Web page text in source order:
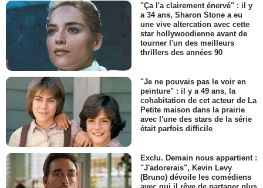
"Ça l'a clairement énervé" : il y
a 34 ans, Sharon Stone a eu
une vive altercation avec cette
star hollywoodienne avant de
tourner l'un des meilleurs
thrillers des années 90
"Je ne pouvais pas le voir en
peinture" : il y a 49 ans, la
cohabitation de cet acteur de La
Petite maison dans la prairie
avec l'une des stars de la série
était parfois difficile
Exclu. Demain nous appartient :
"J'adorerais", Kevin Levy
(Bruno) dévoile les comédiens